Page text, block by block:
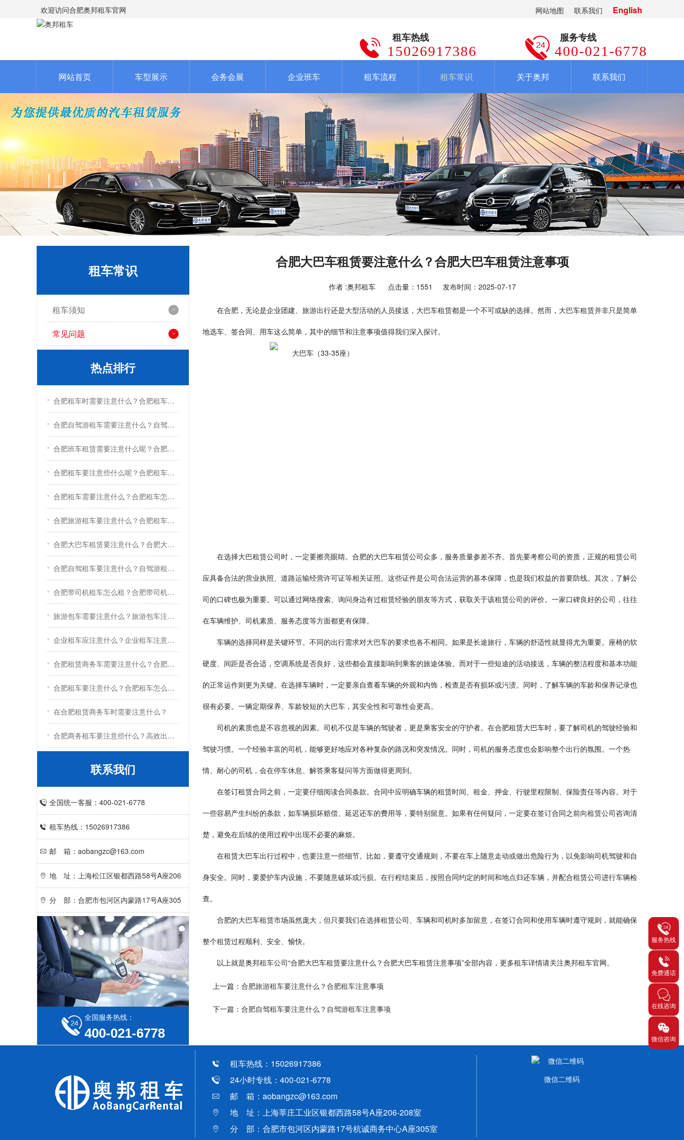
欢迎访问合肥奥邦租车官网 网站地图 联系我们 English
租车热线
15026917386
服务专线
400-021-6778
网站首页 车型展示 会务会展 企业班车 租车流程 租车常识 关于奥邦 联系我们
租车常识
租车须知
常见问题
热点排行
合肥租车时需要注意什么？合肥租车注意事项
合肥自驾游租车需要注意什么？自驾游租车实用技巧
合肥班车租赁需要注意什么呢？合肥班车租赁注意事项有哪些？
合肥租车要注意些什么呢？合肥租车关键技巧
合肥租车需要注意什么？合肥租车怎么租？
合肥旅游租车要注意什么？合肥租车注意事项
合肥大巴车租赁要注意什么？合肥大巴车租赁注意事项
合肥自驾租车要注意什么？自驾游租车注意事项
合肥带司机租车怎么租？合肥带司机租车流程
旅游包车需要注意什么？旅游包车注意事项
企业租车应注意什么？企业租车注意事项
合肥租赁商务车需要注意什么？合肥租商务车注意事项
合肥租车要注意什么？合肥租车怎么租？
在合肥租赁商务车时需要注意什么？
合肥商务租车要注意些什么？高效出行的五大实用技巧
联系我们
全国统一客服：400-021-6778
租车热线：15026917386
邮 箱：aobangzc@163.com
地 址：上海松江区银都西路58号A座206
分 部：合肥市包河区内蒙路17号A座305
全国服务热线：
400-021-6778
合肥大巴车租赁要注意什么？合肥大巴车租赁注意事项
作者 :奥邦租车 点击量：1551 发布时间：2025-07-17
在合肥，无论是企业团建、旅游出行还是大型活动的人员接送，大巴车租赁都是一个不可或缺的选择。然而，大巴车租赁并非只是简单
地选车、签合同、用车这么简单，其中的细节和注意事项值得我们深入探讨。
在选择大巴租赁公司时，一定要擦亮眼睛。合肥的大巴车租赁公司众多，服务质量参差不齐。首先要考察公司的资质，正规的租赁公司
应具备合法的营业执照、道路运输经营许可证等相关证照。这些证件是公司合法运营的基本保障，也是我们权益的首要防线。其次，了解公
司的口碑也极为重要。可以通过网络搜索、询问身边有过租赁经验的朋友等方式，获取关于该租赁公司的评价。一家口碑良好的公司，往往
在车辆维护、司机素质、服务态度等方面都更有保障。
车辆的选择同样是关键环节。不同的出行需求对大巴车的要求也各不相同。如果是长途旅行，车辆的舒适性就显得尤为重要。座椅的软
硬度、间距是否合适，空调系统是否良好，这些都会直接影响到乘客的旅途体验。而对于一些短途的活动接送，车辆的整洁程度和基本功能
的正常运作则更为关键。在选择车辆时，一定要亲自查看车辆的外观和内饰，检查是否有损坏或污渍。同时，了解车辆的车龄和保养记录也
很有必要。一辆定期保养、车龄较短的大巴车，其安全性和可靠性会更高。
司机的素质也是不容忽视的因素。司机不仅是车辆的驾驶者，更是乘客安全的守护者。在合肥租赁大巴车时，要了解司机的驾驶经验和
驾驶习惯。一个经验丰富的司机，能够更好地应对各种复杂的路况和突发情况。同时，司机的服务态度也会影响整个出行的氛围。一个热
情、耐心的司机，会在停车休息、解答乘客疑问等方面做得更周到。
在签订租赁合同之前，一定要仔细阅读合同条款。合同中应明确车辆的租赁时间、租金、押金、行驶里程限制、保险责任等内容。对于
一些容易产生纠纷的条款，如车辆损坏赔偿、延迟还车的费用等，要特别留意。如果有任何疑问，一定要在签订合同之前向租赁公司咨询清
楚，避免在后续的使用过程中出现不必要的麻烦。
在租赁大巴车出行过程中，也要注意一些细节。比如，要遵守交通规则，不要在车上随意走动或做出危险行为，以免影响司机驾驶和自
身安全。同时，要爱护车内设施，不要随意破坏或污损。在行程结束后，按照合同约定的时间和地点归还车辆，并配合租赁公司进行车辆检
查。
合肥的大巴车租赁市场虽然庞大，但只要我们在选择租赁公司、车辆和司机时多加留意，在签订合同和使用车辆时遵守规则，就能确保
整个租赁过程顺利、安全、愉快。
以上就是奥邦租车公司“合肥大巴车租赁要注意什么？合肥大巴车租赁注意事项”全部内容，更多租车详情请关注奥邦租车官网。
上一篇： 合肥旅游租车要注意什么？合肥租车注意事项
下一篇： 合肥自驾租车要注意什么？自驾游租车注意事项
租车热线：15026917386
24小时专线：400-021-6778
邮 箱： aobangzc@163.com
地 址：上海莘庄工业区银都西路58号A座206-208室
分 部：合肥市包河区内蒙路17号杭诚商务中心A座305室
微信二维码
服务热线
免费通话
在线咨询
微信咨询